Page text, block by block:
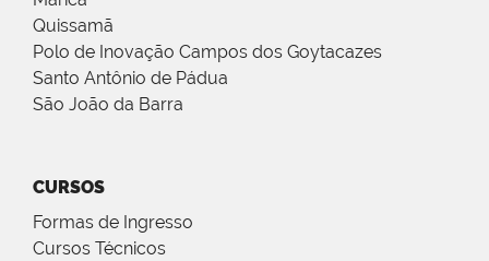
Quissamã
Polo de Inovação Campos dos Goytacazes
Santo Antônio de Pádua
São João da Barra
CURSOS
Formas de Ingresso
Cursos Técnicos